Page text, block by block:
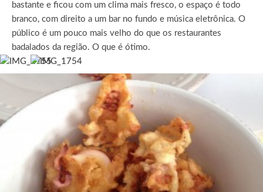
bastante e ficou com um clima mais fresco, o espaço é todo
branco, com direito a um bar no fundo e música eletrônica. O
público é um pouco mais velho do que os restaurantes
badalados da região. O que é ótimo.